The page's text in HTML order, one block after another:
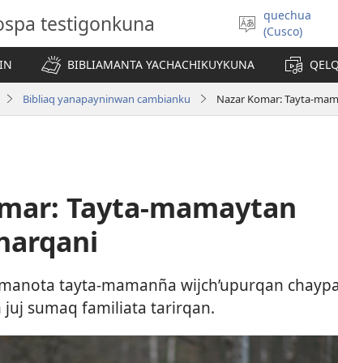
testigonkuna
Simita
akllay
quechua
(Cusco)
BIBLIAMANTA YACHACHIKUYKUNA
Bibliaq yanapayninwan cambianku Nazar Komar: Tayta-
Tayta-mamaytan
tayta-mamanña wijch’upurqan
juj sumaq familiata tarirqan.